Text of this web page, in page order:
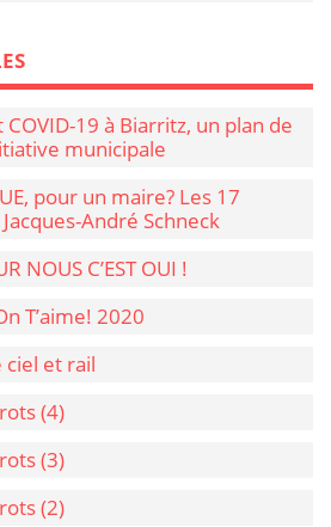
19 à Biarritz, un plan de
municipale
pour un maire? Les 17
Jacques-André Schneck
NOUS C’EST OUI !
T’aime! 2020
ciel et rail
(4)
(3)
(2)